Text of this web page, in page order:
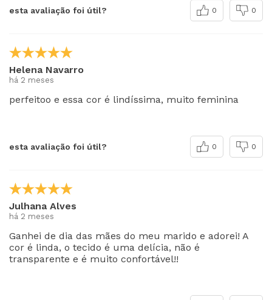
esta avaliação foi útil? 0 0
Helena Navarro
há 2 meses
perfeitoo e essa cor é lindíssima, muito feminina
esta avaliação foi útil? 0 0
Julhana Alves
há 2 meses
Ganhei de dia das mães do meu marido e adorei! A
cor é linda, o tecido é uma delícia, não é
transparente e é muito confortável!!